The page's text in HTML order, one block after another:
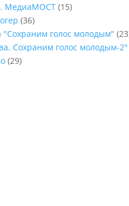
МедиаМОСТ (15)
(36)
"Сохраним голос молодым"
Сохраним голос молодым-2"
(29)